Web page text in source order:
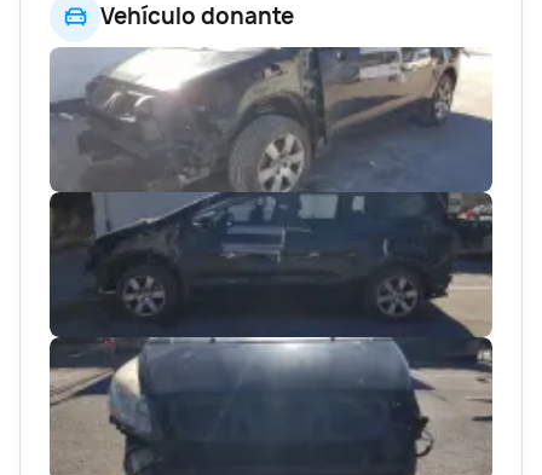
Vehículo donante